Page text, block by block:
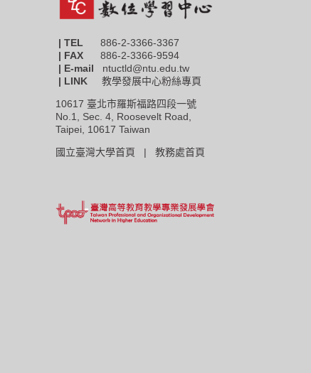
| TEL 886-2-3366-3367
| FAX
886-2-3366-9594
| E-mail ntuctld@ntu.edu.tw
| LINK教學發展中心粉絲專頁
10617 臺北市羅斯福路四段一號
No.1, Sec. 4, Roosevelt Road,
Taipei, 10617 Taiwan
國立臺灣大學首頁 |教務處首頁